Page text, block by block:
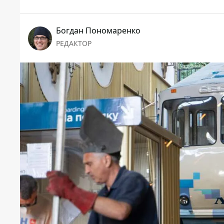
Богдан Пономаренко
РЕДАКТОР